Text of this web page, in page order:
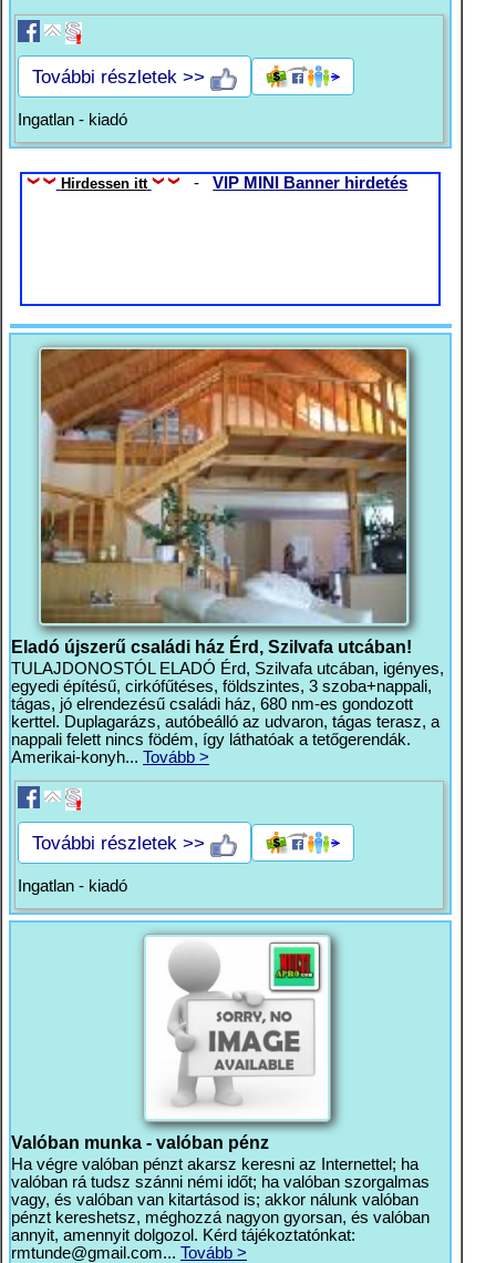
További részletek >>
Ingatlan - kiadó
Hirdessen itt -VIP MINI Banner hirdetés
Eladó újszerű családi ház Érd, Szilvafa utcában!
TULAJDONOSTÓL ELADÓ Érd, Szilvafa utcában, igényes,
egyedi építésű, cirkófűtéses, földszintes, 3 szoba+nappali,
tágas, jó elrendezésű családi ház, 680 nm-es gondozott
kerttel. Duplagarázs, autóbeálló az udvaron, tágas terasz, a
nappali felett nincs födém, így láthatóak a tetőgerendák.
Amerikai-konyh... Tovább >
További részletek >>
Ingatlan - kiadó
Valóban munka - valóban pénz
Ha végre valóban pénzt akarsz keresni az Internettel; ha
valóban rá tudsz szánni némi időt; ha valóban szorgalmas
vagy, és valóban van kitartásod is; akkor nálunk valóban
pénzt kereshetsz, méghozzá nagyon gyorsan, és valóban
annyit, amennyit dolgozol. Kérd tájékoztatónkat:
rmtunde@gmail.com... Tovább >